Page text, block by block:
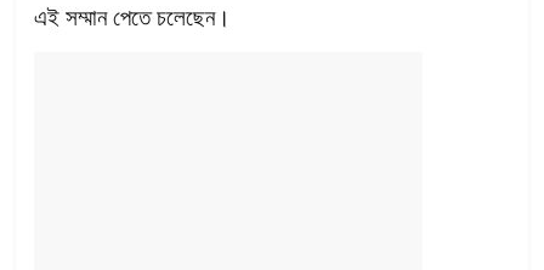
এই সম্মান পেতে চলেছেন।